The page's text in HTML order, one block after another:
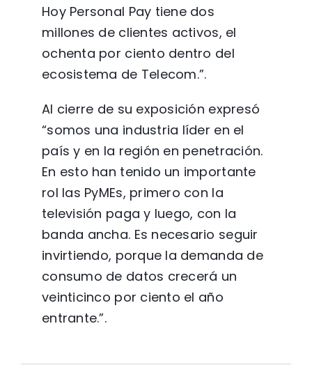
Hoy Personal Pay tiene dos
millones de clientes activos, el
ochenta por ciento dentro del
ecosistema de Telecom.”.
Al cierre de su exposición expresó
“somos una industria líder en el
país y en la región en penetración.
En esto han tenido un importante
rol las PyMEs, primero con la
televisión paga y luego, con la
banda ancha. Es necesario seguir
invirtiendo, porque la demanda de
consumo de datos crecerá un
veinticinco por ciento el año
entrante.”.